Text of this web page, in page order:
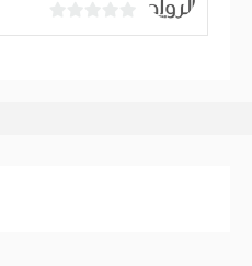
0